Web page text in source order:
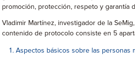
promoción, protección, respeto y garantía
Vladimir Martínez, investigador de la
contenido de protocolo consiste en 5
Aspectos básicos sobre las personas